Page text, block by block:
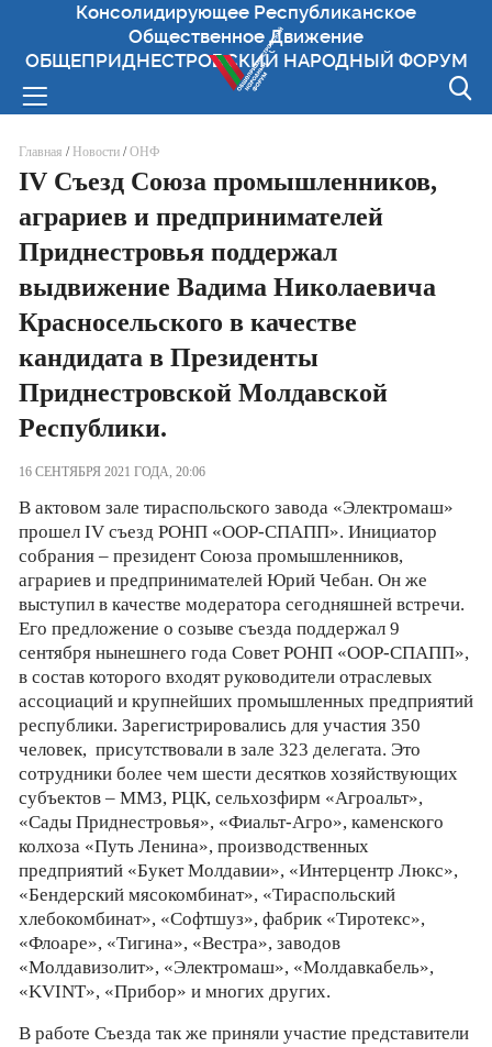
Консолидирующее Республиканское
Общественное Движение
ОБЩЕПРИДНЕСТРОВСКИЙ НАРОДНЫЙ ФОРУМ
Вы здесь
Главная / Новости/ОНФ
IV Съезд Союза промышленников,
аграриев и предпринимателей
Приднестровья поддержал
выдвижение Вадима Николаевича
Красносельского в качестве
кандидата в Президенты
Приднестровской Молдавской
Республики.
16 СЕНТЯБРЯ 2021 ГОДА, 20:06
В актовом зале тираспольского завода «Электромаш»
прошел IV cъезд РОНП «ООР-СПАПП». Инициатор
собрания – президент Союза промышленников,
аграриев и предпринимателей Юрий Чебан. Он же
выступил в качестве модератора сегодняшней встречи.
Его предложение о созыве съезда поддержал 9
сентября нынешнего года Совет РОНП «ООР-СПАПП»,
в состав которого входят руководители отраслевых
ассоциаций и крупнейших промышленных предприятий
республики. Зарегистрировались для участия 350
человек, присутствовали в зале 323 делегата. Это
сотрудники более чем шести десятков хозяйствующих
субъектов – ММЗ, РЦК, сельхозфирм «Агроальт»,
«Сады Приднестровья», «Фиальт-Агро», каменского
колхоза «Путь Ленина», производственных
предприятий «Букет Молдавии», «Интерцентр Люкс»,
«Бендерский мясокомбинат», «Тираспольский
хлебокомбинат», «Софтшуз», фабрик «Тиротекс»,
«Флоаре», «Тигина», «Вестра», заводов
«Молдавизолит», «Электромаш», «Молдавкабель»,
«KVINT», «Прибор» и многих других.
В работе Съезда так же приняли участие представители